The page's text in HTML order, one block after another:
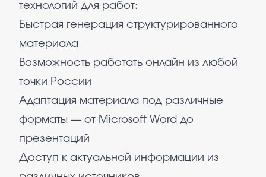
технологий для работ:
Быстрая генерация структурированного
материала
Возможность работать онлайн из любой
точки России
Адаптация материала под различные
форматы — от Microsoft Word до
презентаций
Доступ к актуальной информации из